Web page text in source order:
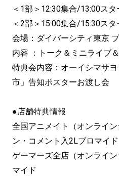
＜1部＞12:30集合/13:00スタ
＜2部＞15:00集合/15:30スタ
会場：ダイバーシティ東京
内容 ：トーク＆ミニライブ
特典会内容：オーイシマサ
市」告知ポスターお渡し会
●店舗特典情報
全国アニメイト（オンライ
ン・コメント入2Lブロマイド
ゲーマーズ全店（オンライ
マイド